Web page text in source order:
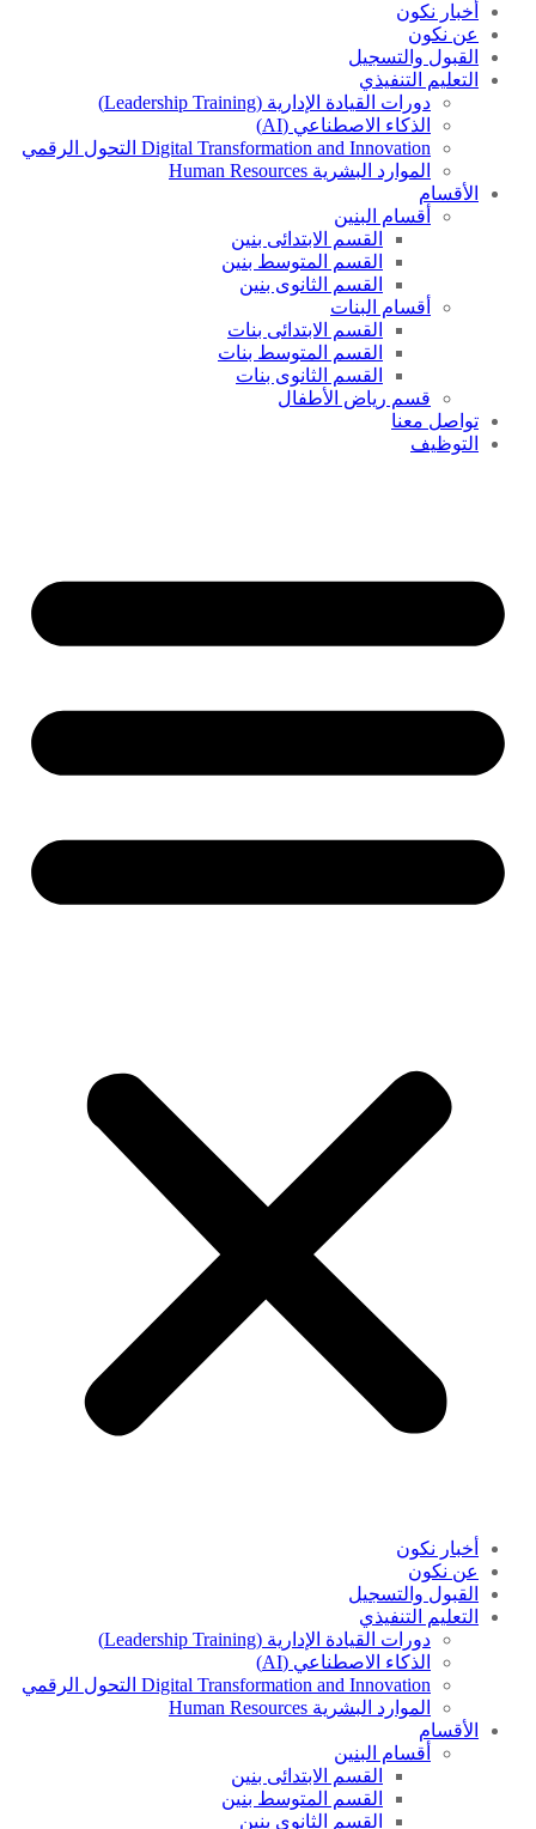
أخبار نكون
عن نكون
القبول والتسجيل
التعليم التنفيذي
دورات القيادة الإدارية (Leadership Training)
الذكاء الاصطناعي (AI)
Digital Transformation and Innovation التحول الرقمي
الموارد البشرية Human Resources
الأقسام
أقسام البنين
القسم الابتدائى بنين
القسم المتوسط بنين
القسم الثانوى بنين
أقسام البنات
القسم الابتدائى بنات
القسم المتوسط بنات
القسم الثانوى بنات
قسم رياض الأطفال
تواصل معنا
التوظيف
أخبار نكون
عن نكون
القبول والتسجيل
التعليم التنفيذي
دورات القيادة الإدارية (Leadership Training)
الذكاء الاصطناعي (AI)
Digital Transformation and Innovation التحول الرقمي
الموارد البشرية Human Resources
الأقسام
أقسام البنين
القسم الابتدائى بنين
القسم المتوسط بنين
القسم الثانوى بنين